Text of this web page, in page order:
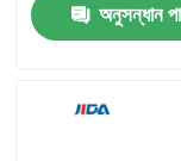
অনুসন্ধান